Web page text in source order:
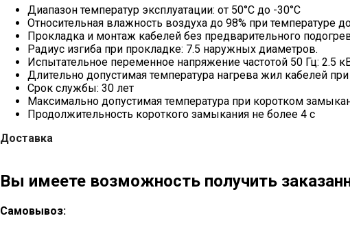
Диапазон температур эксплуатации: от 50°С до -30°С
Относительная влажность воздуха до 98% при температуре
Прокладка и монтаж кабелей без предварительного
Радиус изгиба при прокладке: 7.5 наружных диаметров.
Испытательное переменное напряжение частотой 50 Гц: 2.5
Длительно допустимая температура нагрева жил кабелей
Срок службы: 30 лет
Максимально допустимая температура при коротком
Продолжительность короткого замыкания не более 4 с
Доставка
Вы имеете возможность получить
Самовывоз: